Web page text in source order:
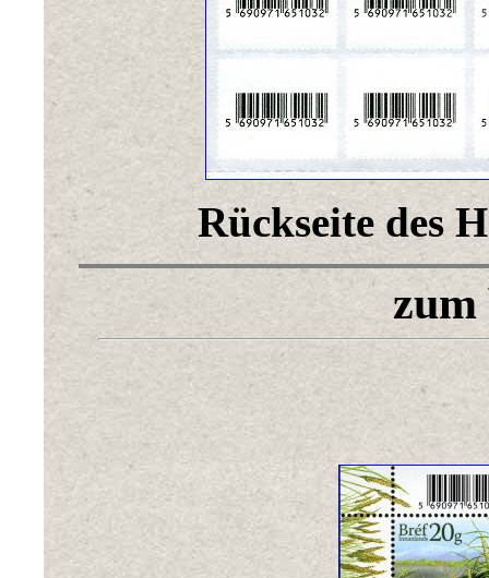
Rückseite des
zum